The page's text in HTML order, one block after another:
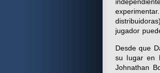
jugador
Desde que
su lugar en
Johnathan